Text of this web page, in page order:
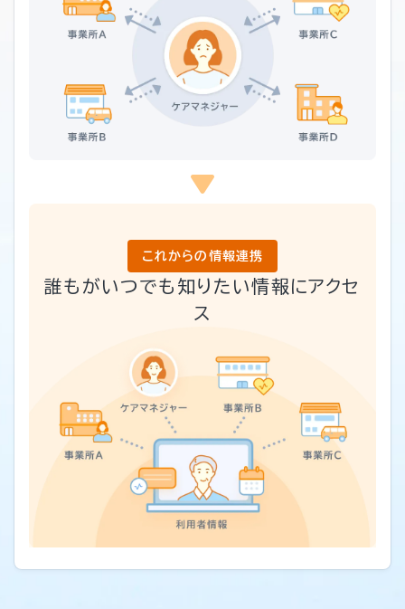
play_arrow
これからの情報連携
誰もがいつでも知りたい情報にアクセ
ス